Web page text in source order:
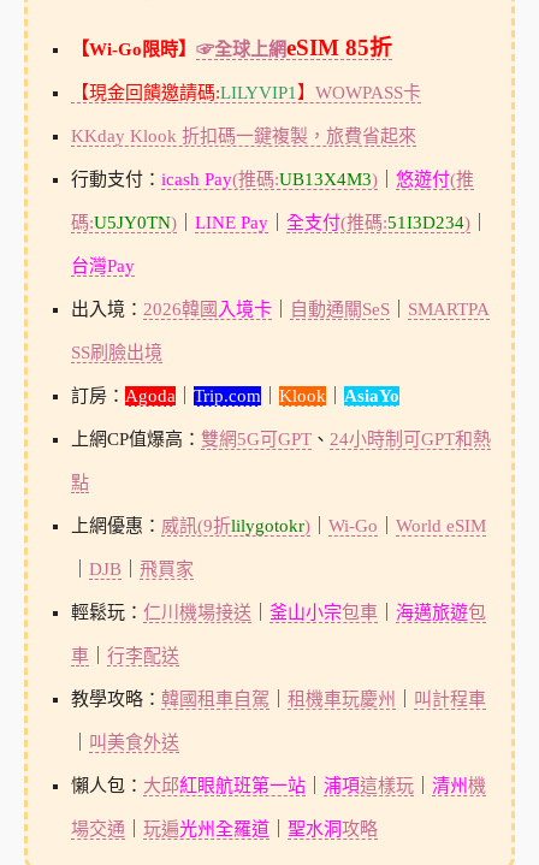
【Wi-Go限時】 ☞全球上網eSIM 85折
【現金回饋邀請碼:LILYVIP1】 WOWPASS卡
KKday Klook 折扣碼一鍵複製，旅費省起來
行動支付： icash Pay(推碼:UB13X4M3)｜ 悠遊付(推
碼:U5JY0TN)｜ LINE Pay｜ 全支付(推碼:51I3D234)｜
台灣Pay
出入境： 2026韓國 入境卡｜ 自動通關SeS｜ SMARTPA
SS刷臉出境
訂房： Agoda｜ Trip.com｜ Klook｜ AsiaYo
上網CP值爆高： 雙網5G可GPT、 24小時制可GPT和熱
點
上網優惠： 威訊(9折lilygotokr)｜ Wi-Go World eSIM
DJB｜ 飛買家
輕鬆玩： 仁川機場接送 釜山小宗包車｜ 海邁旅遊包
車｜ 行李配送
教學攻略： 韓國租車自駕 租機車玩慶州 叫計程車
叫美食外送
懶人包： 大邱紅眼航班第一站｜ 浦項這樣玩｜ 清州機
場交通 玩遍光州全羅道｜ 聖水洞攻略